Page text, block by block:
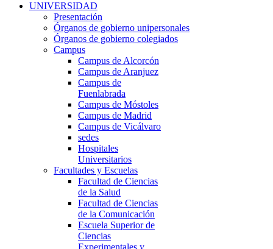
UNIVERSIDAD
Presentación
Órganos de gobierno unipersonales
Órganos de gobierno colegiados
Campus
Campus de Alcorcón
Campus de Aranjuez
Campus de
Fuenlabrada
Campus de Móstoles
Campus de Madrid
Campus de Vicálvaro
sedes
Hospitales
Universitarios
Facultades y Escuelas
Facultad de Ciencias
de la Salud
Facultad de Ciencias
de la Comunicación
Escuela Superior de
Ciencias
Experimentales y